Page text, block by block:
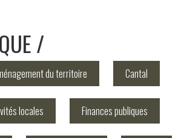
du territoire Cantal
locales Finances publiques